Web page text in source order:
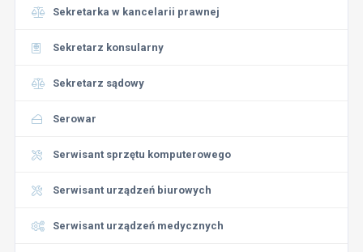
Sekretarka w kancelarii prawnej
Sekretarz konsularny
Sekretarz sądowy
Serowar
Serwisant sprzętu komputerowego
Serwisant urządzeń biurowych
Serwisant urządzeń medycznych